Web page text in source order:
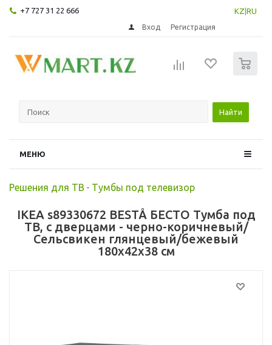
+7 727 31 22 666 KZ RU
Вход Регистрация
Найти
МЕНЮ
Решения для ТВ - Тумбы под телевизор
IKEA s89330672 BESTÅ БЕСТО Тумба под
ТВ, с дверцами - черно-коричневый/
Сельсвикен глянцевый/бежевый
180x42x38 см